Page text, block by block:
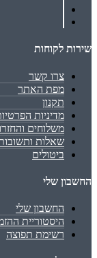
שירות לקוחות
צרו קשר
מפת האתר
תקנון
מדיניות
משלוחים
שאלות
ביטולים
החשבון שלי
החשבון שלי
היסטוריית
רשימת תפוצה